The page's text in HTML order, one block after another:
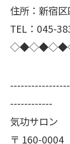
住所：新宿
TEL：045-
------------
気功サロン
〒 160-0004